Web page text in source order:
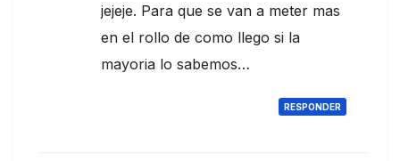
jejeje. Para que se van a meter mas
en el rollo de como llego si la
mayoria lo sabemos…
RESPONDER